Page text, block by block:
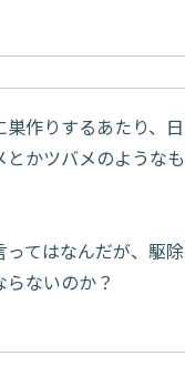
作りするあたり、日
とかツバメのようなも
ってはなんだが、駆除
ないのか？